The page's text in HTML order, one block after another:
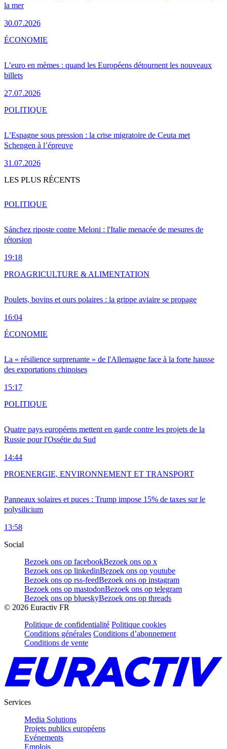
la mer
30.07.2026
L’euro en mèmes : quand les Européens détournent les nouveaux
billets
27.07.2026
ÉCONOMIE
L’Espagne sous pression : la crise migratoire de Ceuta met
Schengen à l’épreuve
31.07.2026
POLITIQUE
LES PLUS RÉCENTS
Sánchez riposte contre Meloni : l'Italie menacée de mesures de
rétorsion
19:18
POLITIQUE
Poulets, bovins et ours polaires : la grippe aviaire se propage
16:04
PROAGRICULTURE & ALIMENTATION
La « résilience surprenante » de l'Allemagne face à la forte hausse
des exportations chinoises
15:17
ÉCONOMIE
Quatre pays européens mettent en garde contre les projets de la
Russie pour l'Ossétie du Sud
14:44
POLITIQUE
Panneaux solaires et puces : Trump impose 15% de taxes sur le
polysilicium
13:58
PROENERGIE, ENVIRONNEMENT ET TRANSPORT
Social
Bezoek ons op facebookBezoek ons op x
Bezoek ons op linkedinBezoek ons op youtube
Bezoek ons op rss-feedBezoek ons op instagram
Bezoek ons op mastodonBezoek ons op telegram
Bezoek ons op blueskyBezoek ons op threads
© 2026 Euractiv FR
Politique de confidentialité Politique cookies
Conditions générales Conditions d’abonnement
Conditions de vente
Services
Media Solutions
Projets publics européens
Evénements
Emplois